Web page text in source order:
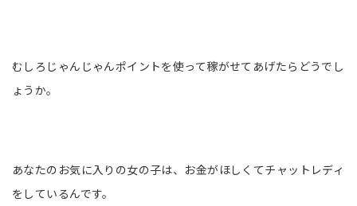
むしろじゃんじゃんポイントを使って稼がせてあげたらどうでし
ょうか。
あなたのお気に入りの女の子は、お金がほしくてチャットレディ
をしているんです。